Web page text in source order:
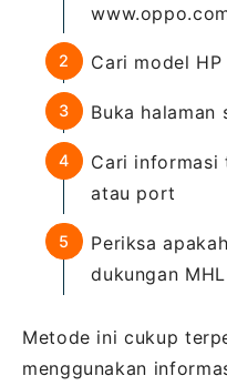
Cari model
Buka halaman
Cari informasi
atau port
Periksa
dukungan
Metode ini cukup
menggunakan